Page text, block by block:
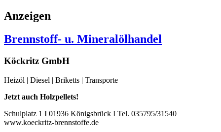
Anzeigen
Brennstoff- u. Mineralölhandel
Köckritz GmbH
Heizöl | Diesel | Briketts | Transporte
Jetzt auch Holzpellets!
Schulplatz 1 I 01936 Königsbrück I Tel. 035795/31540
www.koeckritz-brennstoffe.de